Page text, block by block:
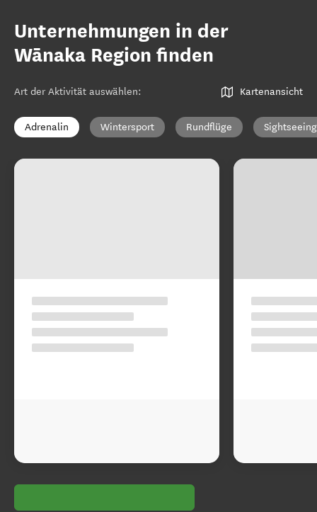
Unternehmungen in der
Wānaka Region finden
Art der Aktivität auswählen: Kartenansicht
Adrenalin Wintersport Rundflüge Sightseeing